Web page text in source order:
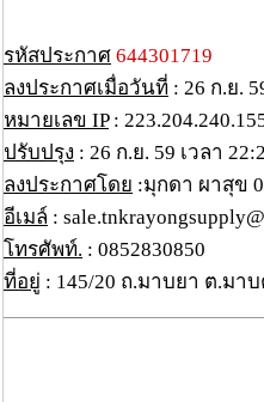
รหัสประกาศ 644301719
ลงประกาศเมื่อวันที่ : 26 ก.ย.
หมายเลข IP:
ปรับปรุง : 26 ก.ย. 59 เวลา
ลงประกาศโดย :มุกดา ผาสุข
อีเมล์ :
โทรศัพท์. : 0852830850
ที่อยู่ : 145/20 ถ.มาบยา ต.มาบ